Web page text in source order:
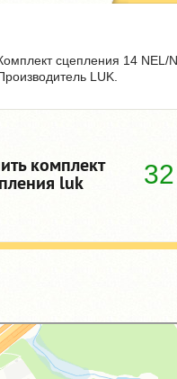
сцепления 14 NEL/
LUK.
комплект
luk
Москве